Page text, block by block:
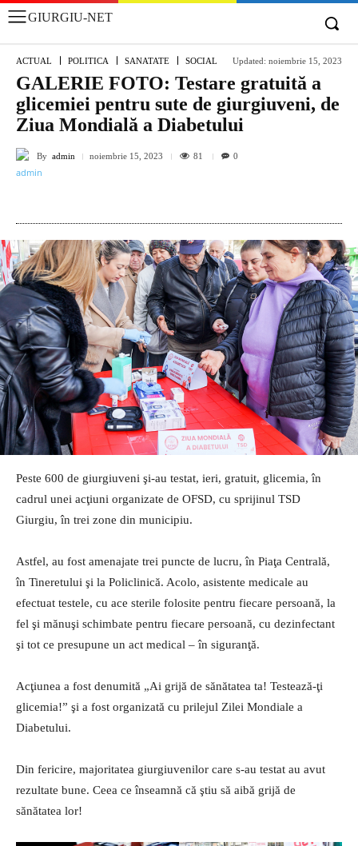
GIURGIU-NET
ACTUAL POLITICA SANATATE SOCIAL Updated: noiembrie 15, 2023
GALERIE FOTO: Testare gratuită a
glicemiei pentru sute de giurgiuveni, de
Ziua Mondială a Diabetului
By admin noiembrie 15, 2023 81 0
Peste 600 de giurgiuveni şi-au testat, ieri, gratuit, glicemia, în
cadrul unei acţiuni organizate de OFSD, cu sprijinul TSD
Giurgiu, în trei zone din municipiu.
Astfel, au fost amenajate trei puncte de lucru, în Piaţa Centrală,
în Tineretului şi la Policlinică. Acolo, asistente medicale au
efectuat testele, cu ace sterile folosite pentru fiecare persoană, la
fel şi mănuşi schimbate pentru fiecare persoană, cu dezinfectant
şi tot ce presupune un act medical – în siguranţă.
Acţiunea a fost denumită „Ai grijă de sănătatea ta! Testează-ţi
glicemia!” şi a fost organizată cu prilejul Zilei Mondiale a
Diabetului.
Din fericire, majoritatea giurgiuvenilor care s-au testat au avut
rezultate bune. Ceea ce înseamnă că ştiu să aibă grijă de
sănătatea lor!